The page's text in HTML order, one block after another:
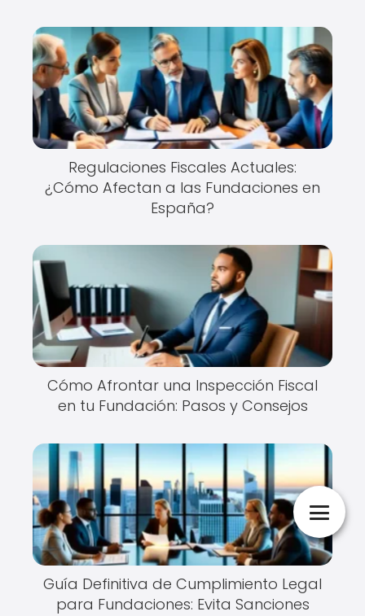
Regulaciones Fiscales Actuales:
¿Cómo Afectan a las Fundaciones en
España?
Cómo Afrontar una Inspección Fiscal
en tu Fundación: Pasos y Consejos
Guía Definitiva de Cumplimiento Legal
para Fundaciones: Evita Sanciones